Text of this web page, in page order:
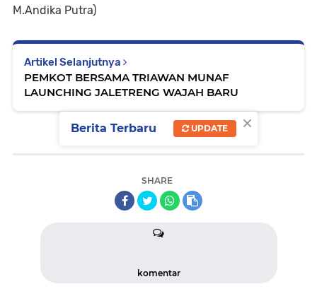
M.Andika Putra)
Artikel Selanjutnya
PEMKOT BERSAMA TRIAWAN MUNAF
LAUNCHING JALETRENG WAJAH BARU
SHARE
komentar
×
Berita Terbaru UPDATE